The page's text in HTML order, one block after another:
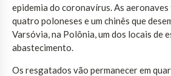
epidemia do coronavírus. As
quatro poloneses e um chinês que
Varsóvia, na Polônia, um dos locais de
abastecimento.
Os resgatados vão permanecer em